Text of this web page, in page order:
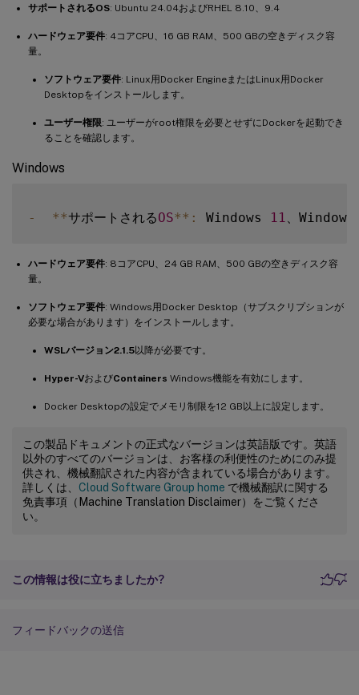
サポートされるOS: Ubuntu 24.04およびRHEL 8.10、9.4
ハードウェア要件: 4コアCPU、16 GB RAM、500 GBの空きディスク容
量。
ソフトウェア要件: Linux用Docker EngineまたはLinux用Docker
Desktopをインストールします。
ユーザー権限: ユーザーがroot権限を必要とせずにDockerを起動でき
ることを確認します。
Windows
- **サポートされるOS** : Windows 11 、
ハードウェア要件: 8コアCPU、24 GB RAM、500 GBの空きディスク容
量。
ソフトウェア要件: Windows用Docker Desktop（サブスクリプションが
必要な場合があります）をインストールします。
WSLバージョン2.1.5以降が必要です。
Hyper-VおよびContainers Windows機能を有効にします。
Docker Desktopの設定でメモリ制限を12 GB以上に設定します。
この製品ドキュメントの正式なバージョンは英語版です。英語
以外のすべてのバージョンは、お客様の利便性のためにのみ提
供され、機械翻訳された内容が含まれている場合があります。
詳しくは、 Cloud Software Group home で機械翻訳に関する
免責事項（Machine Translation Disclaimer）をご覧くださ
い。
この情報は役に立ちましたか?
フィードバックの送信